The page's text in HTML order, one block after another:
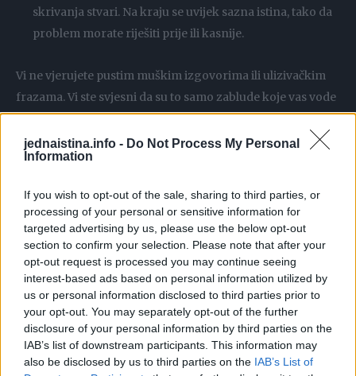
jednaistina.info - Do Not Process My Personal
Information
If you wish to opt-out of the sale, sharing to third parties, or
processing of your personal or sensitive information for
targeted advertising by us, please use the below opt-out
section to confirm your selection. Please note that after your
opt-out request is processed you may continue seeing
interest-based ads based on personal information utilized by
us or personal information disclosed to third parties prior to
your opt-out. You may separately opt-out of the further
disclosure of your personal information by third parties on the
IAB’s list of downstream participants. This information may
also be disclosed by us to third parties on the IAB’s List of
skrivanja stvari. Na kraju se uvijek sazna istina, tako da
problem morate riješiti prije ili kasnije.
Vi ne vjerujete pustim muškim izgovorima ili ulizivačkim
frazama. Vi ste svjesni da su to samo zablude koje vas vode
u veće ponore. Ne obmanjujete samu sebe. Realno
sagledavate životne situacije.
situacije i imate objektivan pristup emocijama.
Ako ste srećni, onda ste srećni. Ako vam se dogodi nešto
loše, tužni ste, ali sve to prihvatate veoma smireno i ni u
čemu ne pretjerujete. Ni u sreći, ni u tuzi. Niste neko ko će o
svojim emocijama pričati na sav glas i tragično ih
doživljavati pred drugima.